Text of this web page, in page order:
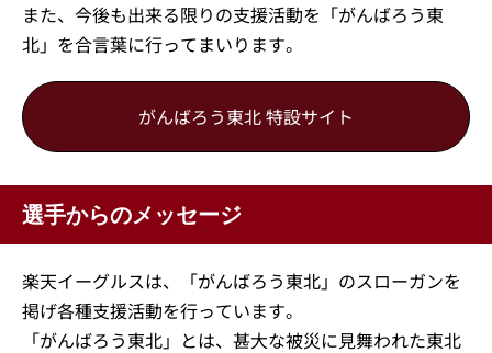
また、今後も出来る限りの支援活動を「がんばろう東
北」を合言葉に行ってまいります。
がんばろう東北 特設サイト
選手からのメッセージ
楽天イーグルスは、「がんばろう東北」のスローガンを
掲げ各種支援活動を行っています。
「がんばろう東北」とは、甚大な被災に見舞われた東北